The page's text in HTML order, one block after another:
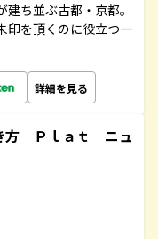
ち並ぶ古都・京都。
印を頂くのに役立つ一
詳細を見る
方 Ｐｌａｔ ニュ